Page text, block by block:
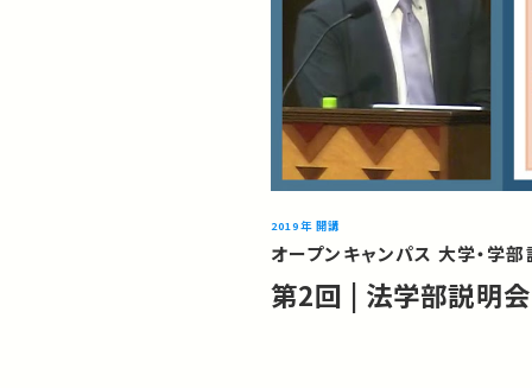
2019年 開講
オープンキャンパス 大学・学
第2回 | 法学部説明会